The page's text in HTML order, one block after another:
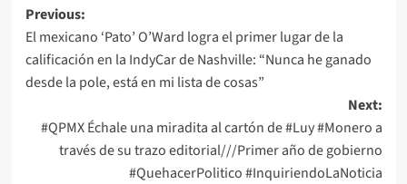
Post
navigation
Previous:
El mexicano ‘Pato’ O’Ward logra el primer lugar de la
calificación en la IndyCar de Nashville: “Nunca he ganado
desde la pole, está en mi lista de cosas”
Next:
#QPMX Échale una miradita al cartón de #Luy #Monero a
través de su trazo editorial///Primer año de gobierno
#QuehacerPolitico #InquiriendoLaNoticia